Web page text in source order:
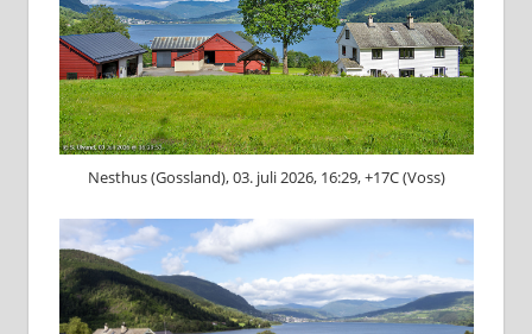
Nesthus (Gossland), 03. juli 2026, 16:29, +17C (Voss)